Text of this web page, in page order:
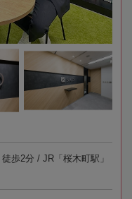
歩2分 / JR「桜木町駅」